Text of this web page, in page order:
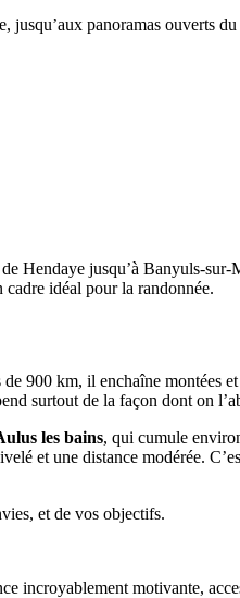
jusqu’aux panoramas ouverts
Hendaye jusqu’à Banyuls-sur-
cadre idéal pour la randonnée.
900 km, il enchaîne montées
surtout de la façon dont on
les bains, qui cumule
et une distance modérée.
et de vos objectifs.
incroyablement motivante,